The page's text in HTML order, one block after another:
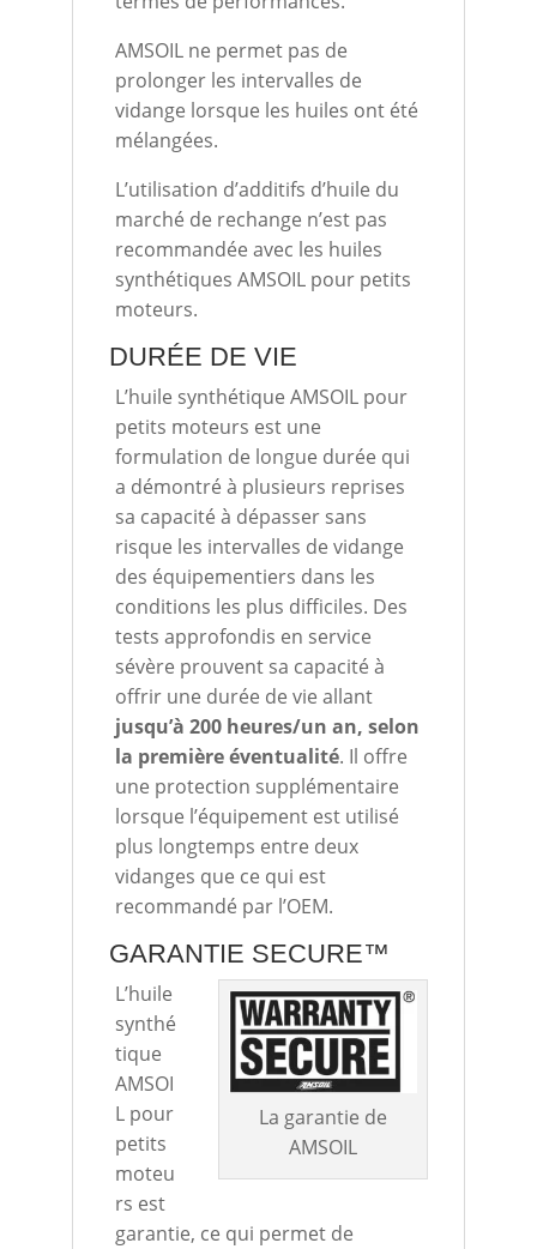
AMSOIL ne permet pas de
prolonger les intervalles de
vidange lorsque les huiles ont été
mélangées.
L’utilisation d’additifs d’huile du
marché de rechange n’est pas
recommandée avec les huiles
synthétiques AMSOIL pour petits
moteurs.
DURÉE DE VIE
L’huile synthétique AMSOIL pour
petits moteurs est une
formulation de longue durée qui
a démontré à plusieurs reprises
sa capacité à dépasser sans
risque les intervalles de vidange
des équipementiers dans les
conditions les plus difficiles. Des
tests approfondis en service
sévère prouvent sa capacité à
offrir une durée de vie allant
jusqu’à 200 heures/un an, selon
la première éventualité. Il offre
une protection supplémentaire
lorsque l’équipement est utilisé
plus longtemps entre deux
vidanges que ce qui est
recommandé par l’OEM.
GARANTIE SECURE™
La garantie de
AMSOIL
L’huile
synthé
tique
AMSOI
L pour
petits
moteu
rs est
garantie, ce qui permet de